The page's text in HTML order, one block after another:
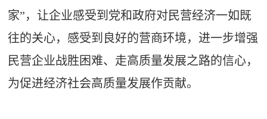
家”，让企业感受到党和政府对民营经济一如既
往的关心，感受到良好的营商环境，进一步增强
民营企业战胜困难、走高质量发展之路的信心，
为促进经济社会高质量发展作贡献。